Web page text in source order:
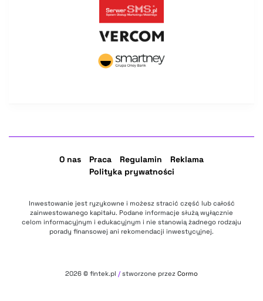
O nas Praca Regulamin
Reklama
Polityka prywatności
Inwestowanie jest ryzykowne i możesz stracić część lub całość
zainwestowanego kapitału. Podane informacje służą wyłącznie
celom informacyjnym i edukacyjnym i nie stanowią żadnego rodzaju
porady finansowej ani rekomendacji inwestycyjnej.
2026 © fintek.pl / stworzone przez Cormo